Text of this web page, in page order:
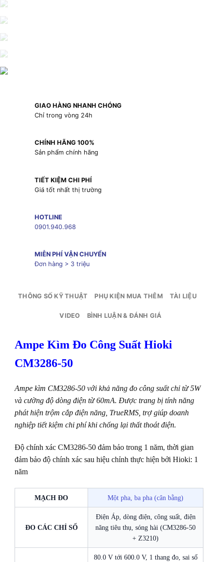
GIAO HÀNG NHANH CHÓNG
Chỉ trong vòng 24h
CHÍNH HÃNG 100%
Sản phẩm chính hãng
TIẾT KIỆM CHI PHÍ
Giá tốt nhất thị trường
HOTLINE
0901.940.968
MIỄN PHÍ VẬN CHUYỂN
Đơn hàng > 3 triệu
THÔNG SỐ KỸ THUẬT PHỤ KIỆN MUA THÊM TÀI LIỆU
VIDEO BÌNH LUẬN & ĐÁNH GIÁ
Ampe Kìm Đo Công Suất Hioki
CM3286-50
Ampe kìm CM3286-50 với khả năng đo công suất chỉ từ 5W
và cường độ dòng điện từ 60mA. Được trang bị tính năng
phát hiện trộm cắp điện năng, TrueRMS, trợ giúp doanh
nghiệp tiết kiệm chi phí khi chống lại thất thoát điện.
Độ chính xác CM3286-50 đảm bảo trong 1 năm, thời gian
đảm bảo độ chính xác sau hiệu chỉnh thực hiện bởi Hioki: 1
năm
MẠCH ĐO Một pha, ba pha (cân bằng)
ĐO CÁC CHỈ SỐ
Điện Áp, dòng điện, công suất, điện
năng tiêu thụ, sóng hài (CM3286-50
+ Z3210)
80.0 V tới 600.0 V, 1 thang đo, sai số